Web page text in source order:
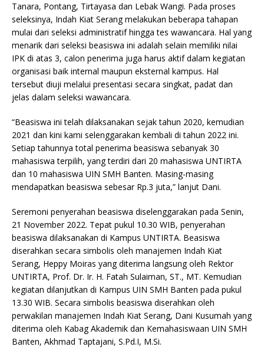
Tanara, Pontang, Tirtayasa dan Lebak Wangi. Pada proses
seleksinya, Indah Kiat Serang melakukan beberapa tahapan
mulai dari seleksi administratif hingga tes wawancara. Hal yang
menarik dari seleksi beasiswa ini adalah selain memiliki nilai
IPK di atas 3, calon penerima juga harus aktif dalam kegiatan
organisasi baik internal maupun eksternal kampus. Hal
tersebut diuji melalui presentasi secara singkat, padat dan
jelas dalam seleksi wawancara.
“Beasiswa ini telah dilaksanakan sejak tahun 2020, kemudian
2021 dan kini kami selenggarakan kembali di tahun 2022 ini.
Setiap tahunnya total penerima beasiswa sebanyak 30
mahasiswa terpilih, yang terdiri dari 20 mahasiswa UNTIRTA
dan 10 mahasiswa UIN SMH Banten. Masing-masing
mendapatkan beasiswa sebesar Rp.3 juta,” lanjut Dani.
Seremoni penyerahan beasiswa diselenggarakan pada Senin,
21 November 2022. Tepat pukul 10.30 WIB, penyerahan
beasiswa dilaksanakan di Kampus UNTIRTA. Beasiswa
diserahkan secara simbolis oleh manajemen Indah Kiat
Serang, Heppy Moiras yang diterima langsung oleh Rektor
UNTIRTA, Prof. Dr. Ir. H. Fatah Sulaiman, ST., MT. Kemudian
kegiatan dilanjutkan di Kampus UIN SMH Banten pada pukul
13.30 WIB. Secara simbolis beasiswa diserahkan oleh
perwakilan manajemen Indah Kiat Serang, Dani Kusumah yang
diterima oleh Kabag Akademik dan Kemahasiswaan UIN SMH
Banten, Akhmad Taptajani, S.Pd.I, M.Si.